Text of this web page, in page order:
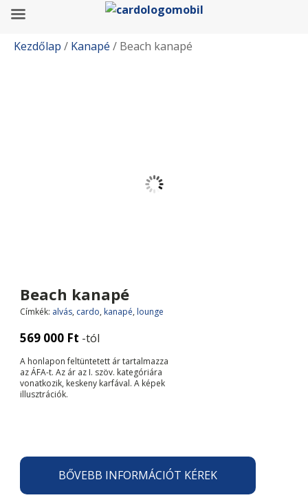
Kezdőlap / Kanapé / Beach kanapé
Beach kanapé
Címkék: alvás, cardo, kanapé, lounge
569 000 Ft -tól
A honlapon feltüntetett ár tartalmazza
az ÁFA-t. Az ár az I. szöv. kategóriára
vonatkozik, keskeny karfával. A képek
illusztrációk.
BŐVEBB INFORMÁCIÓT KÉREK